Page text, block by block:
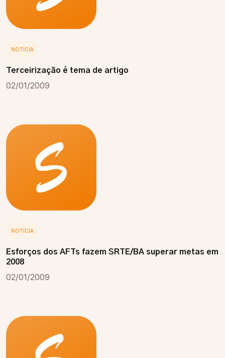
NOTÍCIA
Terceirização é tema de artigo
02/01/2009
NOTÍCIA
Esforços dos AFTs fazem SRTE/BA superar metas em
2008
02/01/2009